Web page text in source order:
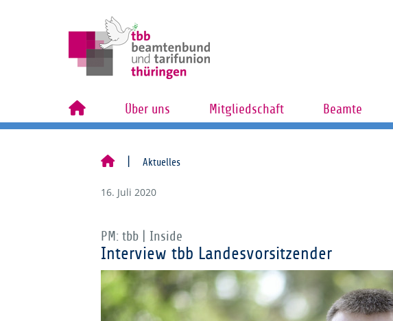
Über uns Mitgliedschaft Beamte
Aktuelles
16. Juli 2020
PM: tbb | Inside
Interview tbb Landesvorsitzender